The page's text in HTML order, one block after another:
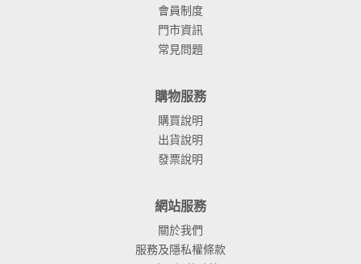
會員制度
門市資訊
常見問題
購物服務
購買說明
出貨說明
發票說明
網站服務
關於我們
服務及隱私權條款